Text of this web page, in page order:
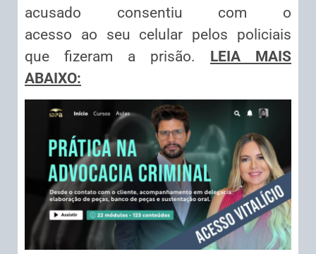
acusado consentiu com o
acesso ao seu celular pelos policiais
que fizeram a prisão. LEIA MAIS
ABAIXO: